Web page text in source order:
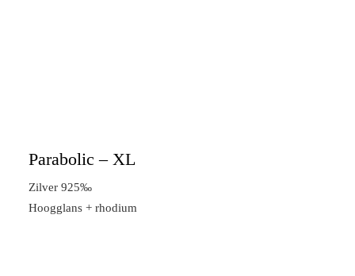
Parabolic – XL
Zilver 925‰
Hoogglans + rhodium